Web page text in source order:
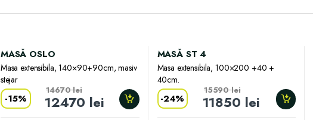
MASĂ OSLO
Masa extensibila, 140×90+90cm, masiv
stejar
-15% 12470 lei
14670lei
MASĂ ST 4
Masa extensibila, 100×200 +40 +
40cm.
-24% 11850 lei
15590lei